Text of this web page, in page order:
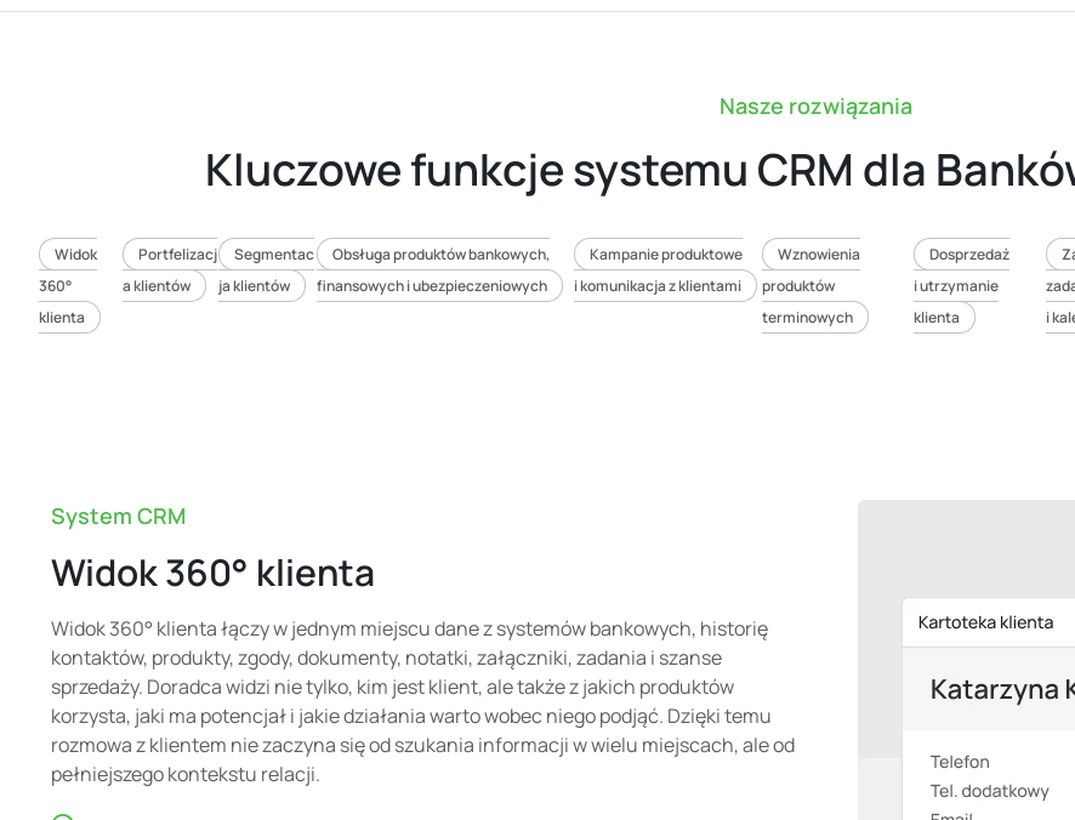
Nasze rozwiązania
Kluczowe funkcje systemu CRM dla
Widok
360°
klienta
Portfelizacj
a klientów
Segmentac
ja klientów
Obsługa produktów bankowych,
finansowych i ubezpieczeniowych
Kampanie produktowe
i komunikacja z klientami
Wznowienia
produktów
terminowych
Dosprzedaż
i utrzymanie
klienta
i
System CRM
Widok 360° klienta
Widok 360° klienta łączy w jednym miejscu dane z systemów bankowych, historię
kontaktów, produkty, zgody, dokumenty, notatki, załączniki, zadania i szanse
sprzedaży. Doradca widzi nie tylko, kim jest klient, ale także z jakich produktów
korzysta, jaki ma potencjał i jakie działania warto wobec niego podjąć. Dzięki temu
rozmowa z klientem nie zaczyna się od szukania informacji w wielu miejscach, ale od
pełniejszego kontekstu relacji.